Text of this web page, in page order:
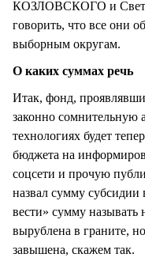
КОЗЛОВСКОГО и
говорить, что все они
выборным округам.
О каких суммах речь
Итак, фонд,
законно сомнительную
технологиях будет
бюджета на
соцсети и прочую
назвал сумму
вести» сумму называть
вырублена в граните,
завышена, скажем так.